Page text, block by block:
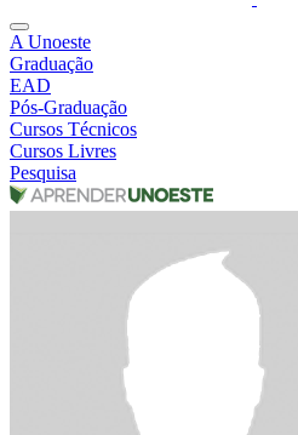
A Unoeste
Graduação
EAD
Pós-Graduação
Cursos Técnicos
Cursos Livres
Pesquisa